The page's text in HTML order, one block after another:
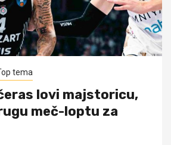
tema
lovi majstoricu,
meč-loptu za